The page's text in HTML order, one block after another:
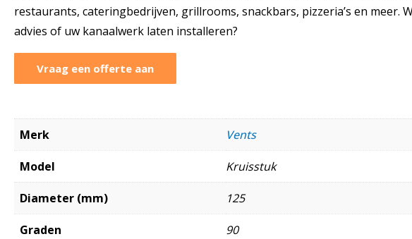
restaurants, cateringbedrijven, grillrooms, snackbars, pizzeria’s en meer.
advies of uw kanaalwerk laten installeren?
Vraag een offerte aan
Merk Vents
Model Kruisstuk
Diameter (mm) 125
Graden 90